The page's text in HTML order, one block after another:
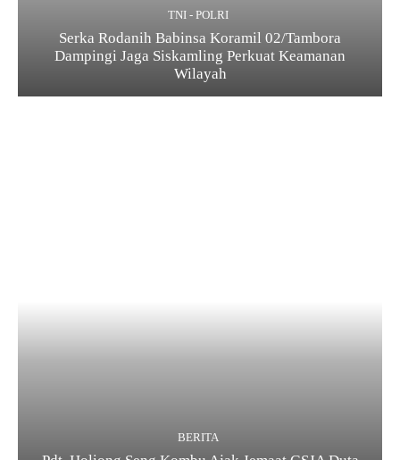
TNI - POLRI
Serka Rodanih Babinsa Koramil 02/Tambora
Dampingi Jaga Siskamling Perkuat Keamanan
Wilayah
BERITA